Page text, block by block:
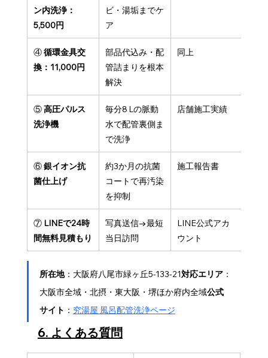
ン内洗浄：
5,500円
ビ・湯垢までケ
ア
④ 循環金具交
換：11,000円
部品代込み・配
管詰まりを根本
解決
同上
⑤ 高圧パルス
洗浄機
毎分8 Lの脈動
水で配管裏側ま
で洗浄
店舗施工実績
⑥ 銀イオン抗
菌仕上げ
約3か月の抗菌
コートで再汚染
を抑制
施工報告書
⑦ LINEで24時
間無料見積もり
写真送信→最短
当日訪問
LINE公式アカ
ウント
所在地：大阪府八尾市緑ヶ丘5-133-21対応エリア：
大阪市全域・北摂・東大阪・堺ほか府内全域公式
サイト ： 究湯屋 風呂配管洗浄ページ
6. よくある質問